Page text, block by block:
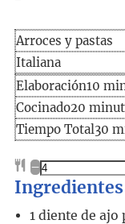
Arroces y pastas
Italiana
Elaboración
Elaboración10
Cocinado
Cocinado20
Tiempo
Tiempo Total30
–
Ingredientes
1 diente de ajo